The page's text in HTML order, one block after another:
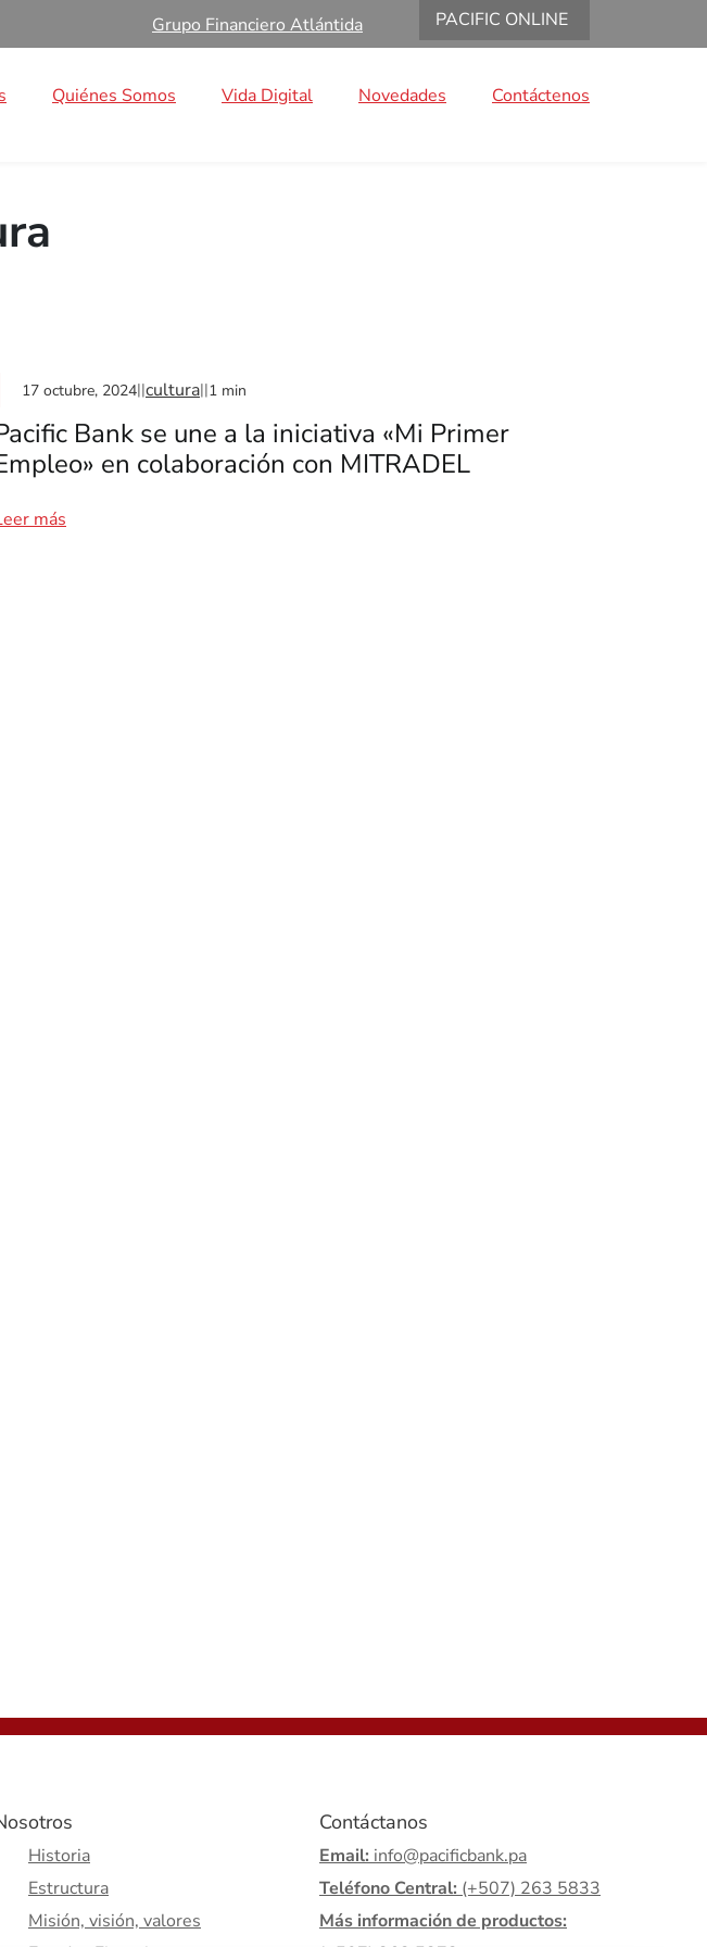
Grupo Financiero Atlántida PACIFIC ONLINE
Quiénes Somos Vida Digital Novedades Contáctenos
17 octubre, 2024||cultura||1 min
Bank se une a la iniciativa «Mi Primer
en colaboración con MITRADEL
más
Historia
Estructura
Misión, visión, valores
Contáctanos
Email: info@pacificbank.pa
Teléfono Central: (+507) 263 5833
Más información de productos: